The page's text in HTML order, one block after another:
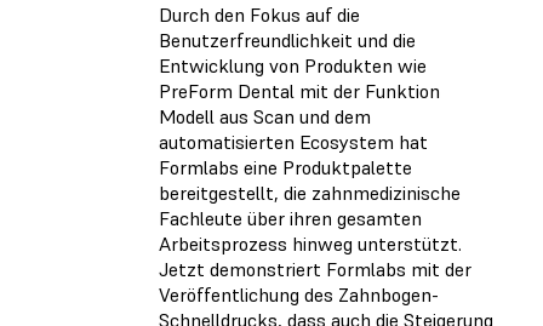
Durch den Fokus auf die
Benutzerfreundlichkeit und die
Entwicklung von Produkten wie
PreForm Dental mit der Funktion
Modell aus Scan und dem
automatisierten Ecosystem hat
Formlabs eine Produktpalette
bereitgestellt, die zahnmedizinische
Fachleute über ihren gesamten
Arbeitsprozess hinweg unterstützt.
Jetzt demonstriert Formlabs mit der
Veröffentlichung des Zahnbogen-
Schnelldrucks, dass auch die Steigerung